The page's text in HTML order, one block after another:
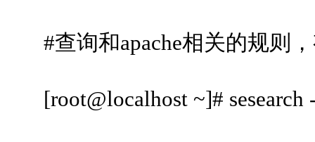
#查询和apache相关的规则，
[root@localhost ~]# sesearch